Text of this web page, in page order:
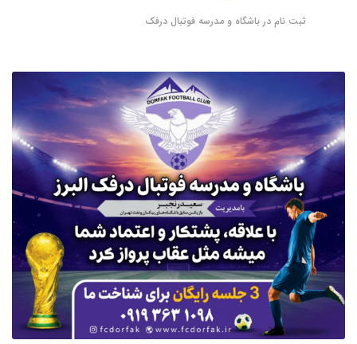
ثبت نام در باشگاه و مدرسه فوتبال درفک